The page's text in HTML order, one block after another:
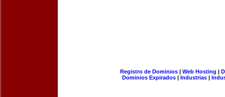
Registro de Dominios| Web Hosting |
Dominios Expirados | Industrias |